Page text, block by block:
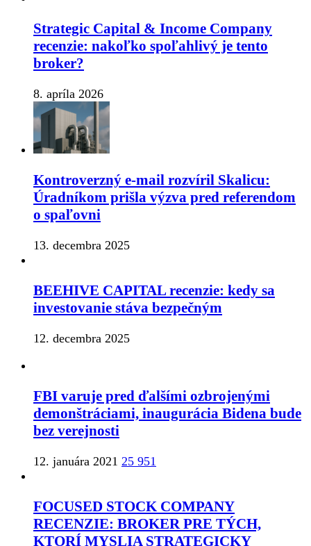
Strategic Capital & Income Company
recenzie: nakoľko spoľahlivý je tento
broker?
8. apríla 2026
Kontroverzný e-mail rozvíril Skalicu:
Úradníkom prišla výzva pred referendom
o spaľovni
13. decembra 2025
BEEHIVE CAPITAL recenzie: kedy sa
investovanie stáva bezpečným
12. decembra 2025
FBI varuje pred ďalšími ozbrojenými
demonštráciami, inaugurácia Bidena bude
bez verejnosti
12. januára 2021 25 951
FOCUSED STOCK COMPANY
RECENZIE: BROKER PRE TÝCH,
KTORÍ MYSLIA STRATEGICKY